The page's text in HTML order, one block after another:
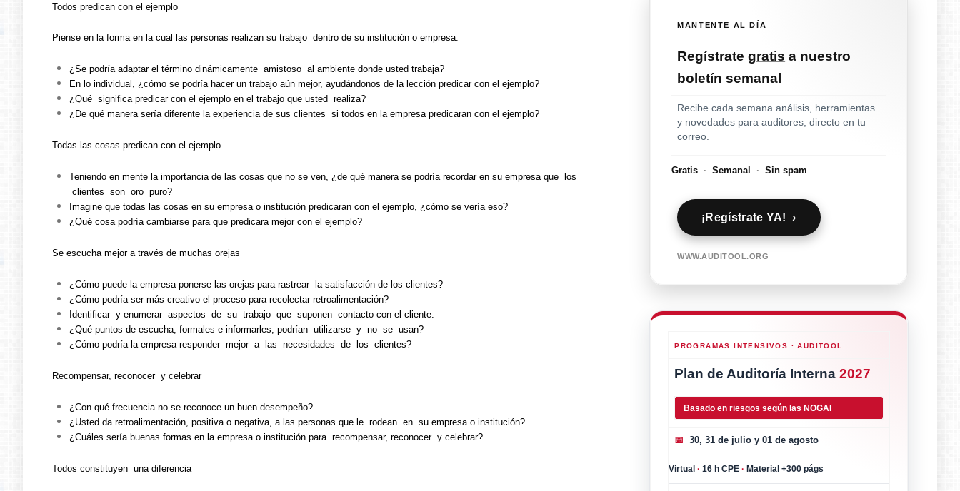
Todos predican con el ejemplo
Piense en la forma en la cual las personas realizan su trabajo dentro de su institución o empresa:
¿Se podría adaptar el término dinámicamente amistoso al ambiente donde usted trabaja?
En lo individual, ¿cómo se podría hacer un trabajo aún mejor, ayudándonos de la lección predicar con el ejemplo?
¿Qué significa predicar con el ejemplo en el trabajo que usted realiza?
¿De qué manera sería diferente la experiencia de sus clientes si todos en la empresa predicaran con el ejemplo?
Todas las cosas predican con el ejemplo
Teniendo en mente la importancia de las cosas que no se ven, ¿de qué manera se podría recordar en su empresa que los
clientes son oro puro?
Imagine que todas las cosas en su empresa o institución predicaran con el ejemplo, ¿cómo se vería eso?
¿Qué cosa podría cambiarse para que predicara mejor con el ejemplo?
Se escucha mejor a través de muchas orejas
¿Cómo puede la empresa ponerse las orejas para rastrear la satisfacción de los clientes?
¿Cómo podría ser más creativo el proceso para recolectar retroalimentación?
Identificar y enumerar aspectos de su trabajo que suponen contacto con el cliente.
¿Qué puntos de escucha, formales e informarles, podrían utilizarse y no se usan?
¿Cómo podría la empresa responder mejor a las necesidades de los clientes?
Recompensar, reconocer y celebrar
¿Con qué frecuencia no se reconoce un buen desempeño?
¿Usted da retroalimentación, positiva o negativa, a las personas que le rodean en su empresa o institución?
¿Cuáles sería buenas formas en la empresa o institución para recompensar, reconocer y celebrar?
Todos constituyen una diferencia
MANTENTE AL DÍA
Regístrategratis a nuestro
boletín semanal
Recibe cada semana análisis, herramientas
y novedades para auditores, directo en tu
correo.
Gratis · Semanal · Sin spam
¡Regístrate YA! ›
WWW.AUDITOOL.ORG
PROGRAMAS INTENSIVOS · AUDITOOL
Plan de Auditoría Interna2027
Basado en riesgos según las NOGAI
📅 30, 31 de julio y 01 de agosto
Virtual· 16 h CPE· Material +300 págs